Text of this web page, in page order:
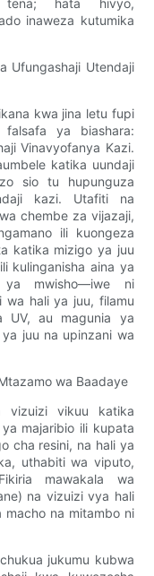
inaweza kutumika
Ufungashaji Utendaji
kwa jina letu fupi
ya biashara:
Vinavyofanya Kazi.
katika uundaji
sio tu hupunguza
kazi. Utafiti na
chembe za vijazaji,
ili kuongeza
katika mizigo ya juu
kulinganisha aina ya
mwisho—iwe ni
wa hali ya juu, filamu
UV, au magunia ya
juu na upinzani wa
wa Baadaye
vizuizi vikuu katika
majaribio ili kupata
cha resini, na hali ya
uthabiti wa viputo,
mawakala wa
na vizuizi vya hali
na mitambo ni
jukumu kubwa